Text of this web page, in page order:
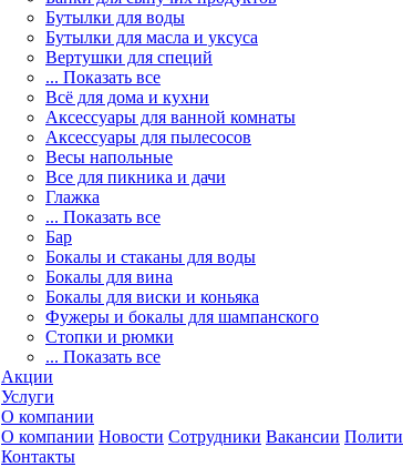
Бутылки для воды
Бутылки для масла и уксуса
Вертушки для специй
... Показать все
Всё для дома и кухни
Аксессуары для ванной комнаты
Аксессуары для пылесосов
Весы напольные
Все для пикника и дачи
Глажка
... Показать все
Бар
Бокалы и стаканы для воды
Бокалы для вина
Бокалы для виски и коньяка
Фужеры и бокалы для шампанского
Стопки и рюмки
... Показать все
Акции
Услуги
О компании
О компании Новости Сотрудники Вакансии
Контакты